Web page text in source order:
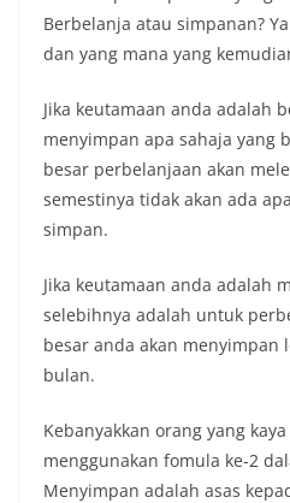
Berbelanja atau simpanan?
dan yang mana yang
Jika keutamaan anda adalah
menyimpan apa sahaja yang
besar perbelanjaan akan
semestinya tidak akan ada
simpan.
Jika keutamaan anda adalah
selebihnya adalah untuk
besar anda akan menyimpan
bulan.
Kebanyakkan orang yang
menggunakan fomula ke-2
Menyimpan adalah asas